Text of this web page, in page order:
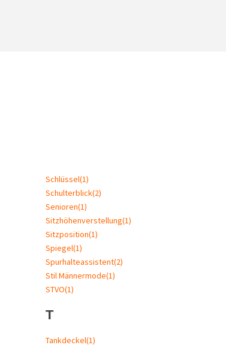
Schlüssel(1)
Schulterblick(2)
Senioren(1)
Sitzhöhenverstellung(1)
Sitzposition(1)
Spiegel(1)
Spurhalteassistent(2)
Stil Männermode(1)
STVO(1)
T
Tankdeckel(1)